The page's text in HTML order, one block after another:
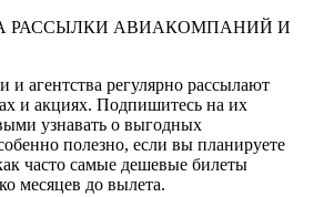
РАССЫЛКИ АВИАКОМПАНИЙ И
агентства регулярно рассылают
и акциях. Подпишитесь на их
узнавать о выгодных
полезно, если вы планируете
часто самые дешевые билеты
месяцев до вылета.